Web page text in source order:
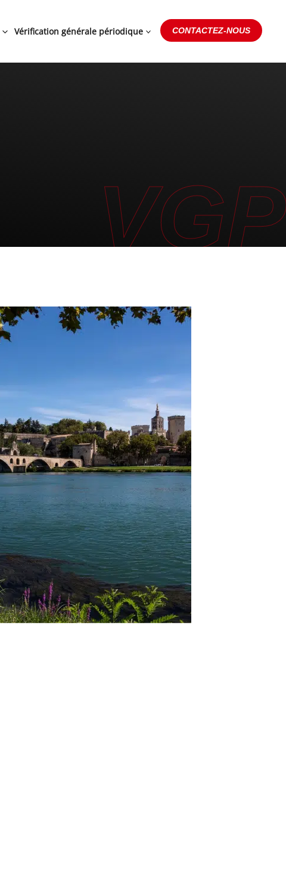
Vérification générale périodique CONTACTEZ-NOUS
VGP